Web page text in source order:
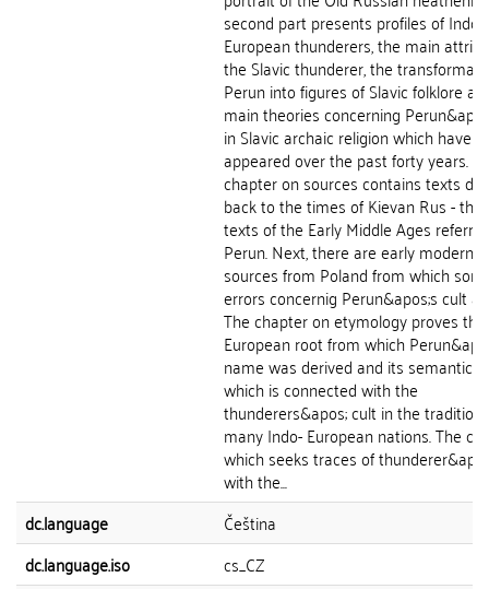
second part presents profiles of Indo-
European thunderers, the main
the Slavic thunderer, the
Perun into figures of Slavic folklore
main theories concerning
in Slavic archaic religion which have
appeared over the past forty years.
chapter on sources contains texts
back to the times of Kievan Rus - the
texts of the Early Middle Ages
Perun. Next, there are early modern
sources from Poland from which
errors concernig Perun&apos;s cult
The chapter on etymology proves
European root from which
name was derived and its semantic
which is connected with the
thunderers&apos; cult in the
many Indo- European nations. The
which seeks traces of
with the...
dc.language
Čeština
dc.language.iso
cs_CZ